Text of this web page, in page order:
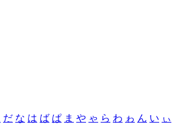
だ な は ば ぱ ま や ゃ ら わ ゎ ん い ぃ